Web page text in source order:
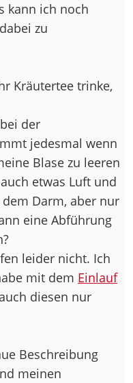
kann ich noch
zu
Kräutertee trinke,
der
jedesmal wenn
Blase zu leeren
etwas Luft und
Darm, aber nur
eine Abführung
leider nicht. Ich
mit dem Einlauf
diesen nur
Beschreibung
meinen